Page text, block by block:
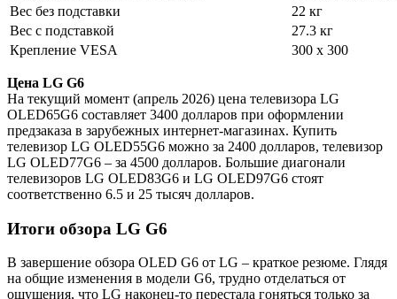
Вес без подставки
22 кг
Вес с подставкой
27.3 кг
Крепление VESA
300 х 300
Цена LG G6
На текущий момент (апрель 2026) цена телевизора LG
OLED65G6 составляет 3400 долларов при оформлении
предзаказа в зарубежных интернет-магазинах. Купить
телевизор LG OLED55G6 можно за 2400 долларов, телевизор
LG OLED77G6 – за 4500 долларов. Большие диагонали
телевизоров LG OLED83G6 и LG OLED97G6 стоят
соответственно 6.5 и 25 тысяч долларов.
Итоги обзора LG G6
В завершение обзора OLED G6 от LG – краткое резюме. Глядя
на общие изменения в модели G6, трудно отделаться от
ощущения, что LG наконец-то перестала гоняться только за